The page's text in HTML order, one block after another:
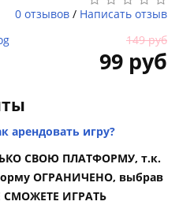
0 отзывов / Написать отзыв
149 руб
99 руб
арендовать игру?
СВОЮ ПЛАТФОРМУ, т.к.
ОГРАНИЧЕНО, выбрав
СМОЖЕТЕ ИГРАТЬ